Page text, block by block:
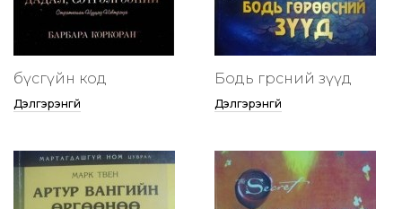
бүсгүйн код
Дэлгэрэнгүй
Бодь гөрөөсний зүүд
Дэлгэрэнгүй